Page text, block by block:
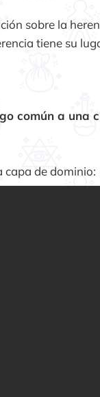
sobre la
tiene su
común a una
capa de dominio: